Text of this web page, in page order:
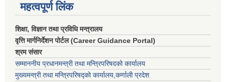
महत्वपूर्ण लिंक
शिक्षा, विज्ञान तथा प्रविधि मन्त्रालय
वृत्ति मार्गनिर्देशन पोर्टल (Career Guidance Portal)
श्रम संसार
सम्माननीय प्रधानमन्त्री तथा मन्त्रिपरिषद‌को कार्यालय
मुख्यमन्त्री तथा मन्त्रिपरिषद्को कार्यालय,कर्णाली प्रदेश